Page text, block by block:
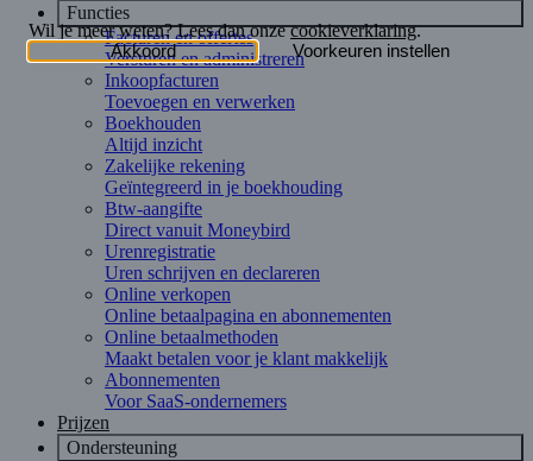
Functies
Facturen en offertes
Versturen en administreren
Inkoopfacturen
Toevoegen en verwerken
Boekhouden
Altijd inzicht
Zakelijke rekening
Geïntegreerd in je boekhouding
Btw-aangifte
Direct vanuit Moneybird
Urenregistratie
Uren schrijven en declareren
Online verkopen
Online betaalpagina en abonnementen
Online betaalmethoden
Maakt betalen voor je klant makkelijk
Abonnementen
Voor SaaS-ondernemers
Prijzen
Ondersteuning